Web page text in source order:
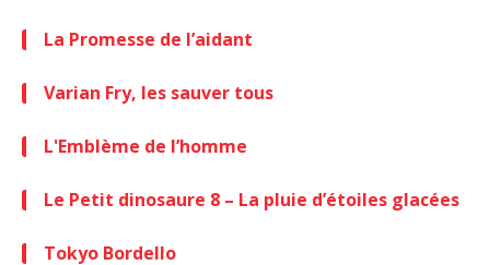
La Promesse de l’aidant
Varian Fry, les sauver tous
L'Emblème de l’homme
Le Petit dinosaure 8 – La pluie d’étoiles glacées
Tokyo Bordello